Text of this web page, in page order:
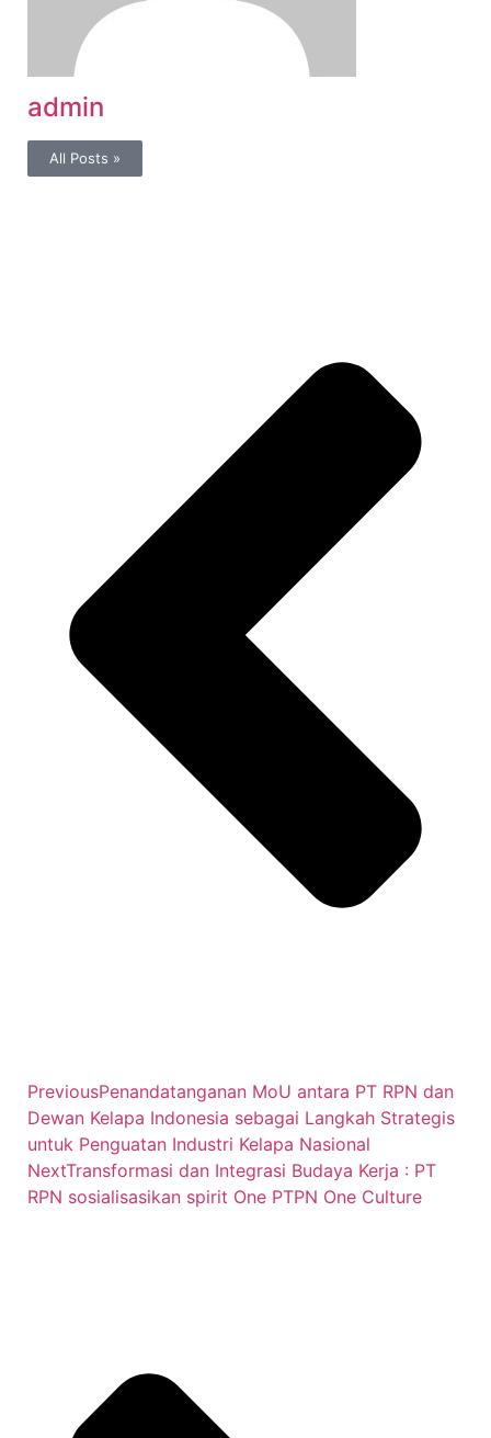
admin
All Posts »
PreviousPenandatanganan MoU antara PT RPN dan
Dewan Kelapa Indonesia sebagai Langkah Strategis
untuk Penguatan Industri Kelapa Nasional
NextTransformasi dan Integrasi Budaya Kerja : PT
RPN sosialisasikan spirit One PTPN One Culture